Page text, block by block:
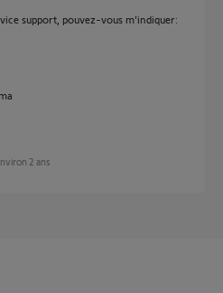
support, pouvez-vous m'indiquer:
2 ans